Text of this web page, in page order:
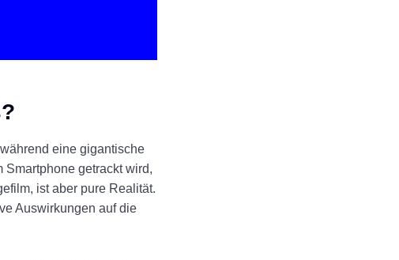
eine gigantische
Smartphone getrackt wird,
ist aber pure Realität.
Auswirkungen auf die